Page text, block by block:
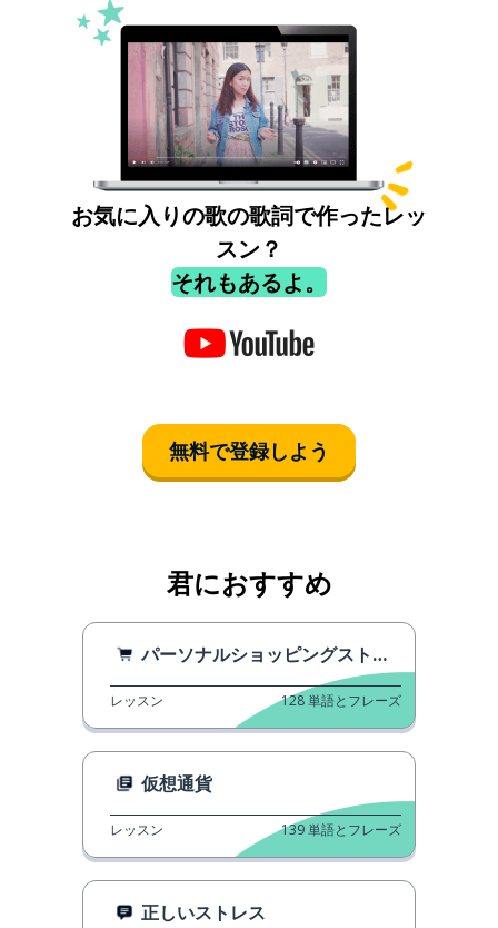
お気に入りの歌の歌詞で作ったレッ
スン？
それもあるよ。
無料で登録しよう
君におすすめ
パーソナルショッピングストーリー
レッスン 128単語とフレーズ
仮想通貨
レッスン 139単語とフレーズ
正しいストレス